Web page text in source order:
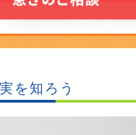
を知ろう